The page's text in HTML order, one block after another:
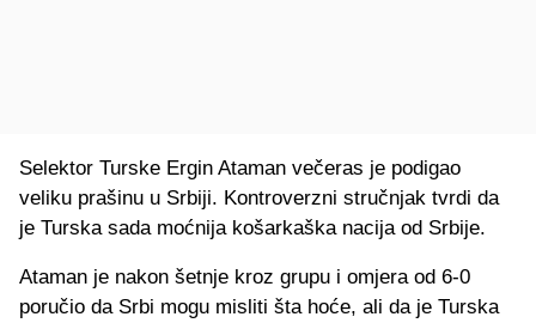
Selektor Turske Ergin Ataman večeras je podigao
veliku prašinu u Srbiji. Kontroverzni stručnjak tvrdi da
je Turska sada moćnija košarkaška nacija od Srbije.
Ataman je nakon šetnje kroz grupu i omjera od 6-0
poručio da Srbi mogu misliti šta hoće, ali da je Turska